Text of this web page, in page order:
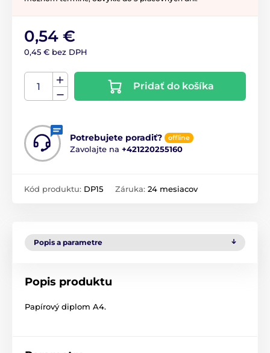
0,54 €
0,45 € bez DPH
Pridať do košíka
Potrebujete poradiť? offline
Zavolajte na +421220255160
Kód produktu: DP15 Záruka: 24 mesiacov
Popis a parametre
Popis produktu
Papírový diplom A4.